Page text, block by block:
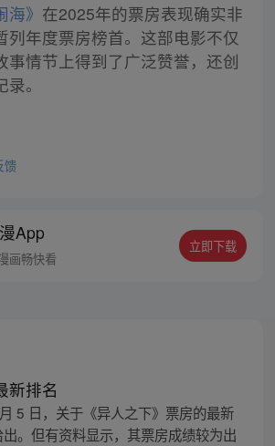
》 在2025年的票房表现确实非
列年度票房榜首。这部电影不仅
事情节上得到了广泛赞誉，还创
。
馈
App
画畅快看
立即下载
新排名
5 日，关于《异人之下》票房的最新
。但有资料显示，其票房成绩较为出